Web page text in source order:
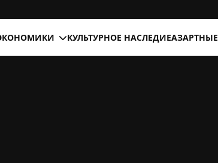
КУЛЬТУРНОЕ НАСЛЕДИЕ